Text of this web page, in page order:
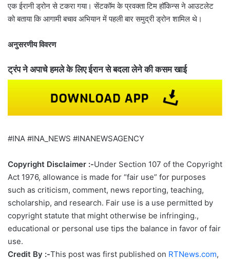
एक ईरानी ड्रोन से टकरा गया। सेंटकॉम के प्रवक्ता टिम हॉकिन्स ने आउटलेट
को बताया कि आगामी बचाव अभियान में पहली बार समुद्री ड्रोन शामिल थे।
अनुसरणीय विवरण
ट्रंप ने अपाचे हमले के लिए ईरान से बदला लेने की कसम खाई
#INA #INA_NEWS #INANEWSAGENCY
Copyright Disclaimer :-Under Section 107 of the Copyright
Act 1976, allowance is made for “fair use” for purposes
such as criticism, comment, news reporting, teaching,
scholarship, and research. Fair use is a use permitted by
copyright statute that might otherwise be infringing.,
educational or personal use tips the balance in favor of fair
use.
Credit By :-This post was first published on RTNews.com,